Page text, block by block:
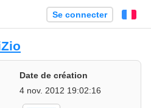
Se connecter
Date de création
4 nov. 2012 19:02:16